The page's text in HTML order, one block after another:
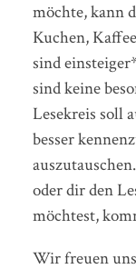
möchte, kann
Kuchen,
sind
sind keine
Lesekreis soll
besser
oder dir den
möchtest,
Wir freuen